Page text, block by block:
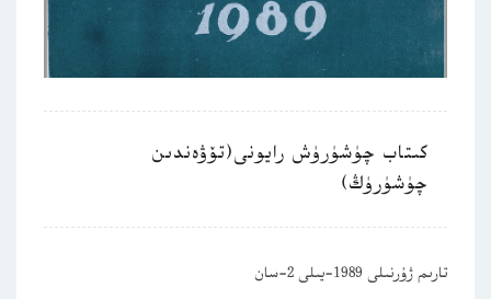
كىتاب چۈشۈرۈش رايونى(تۆۋەندىن
چۈشۈرۈڭ)
تارىم ژۇرنىلى 1989-يىلى 2-سان